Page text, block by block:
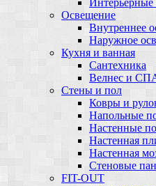
Освещение
Внутреннее
Наружное
Кухня и ванная
Сантехника
Велнес и
Стены и пол
Ковры и
Напольные
Настенные
Настенная
Настенная
Стеновые
FIT-OUT